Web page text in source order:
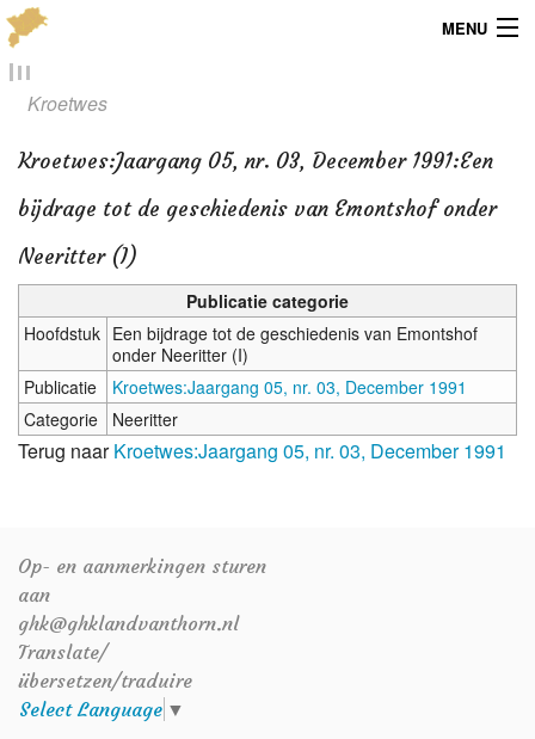
MENU
Menu
Dialect
Locaties
Verenigingsinfo
Kroetwes
Kroetwes:Jaargang 05, nr. 03, December 1991:Een
bijdrage tot de geschiedenis van Emontshof onder
Neeritter (I)
Publicatie categorie
Hoofdstuk Een bijdrage tot de geschiedenis van Emontshof
onder Neeritter (I)
Publicatie
Kroetwes:Jaargang 05, nr. 03, December 1991
Categorie
Neeritter
Terug naarKroetwes:Jaargang 05, nr. 03, December 1991
Op- en aanmerkingen sturen
aan
ghk@ghklandvanthorn.nl
Translate/
übersetzen/traduire
Select Language ▼